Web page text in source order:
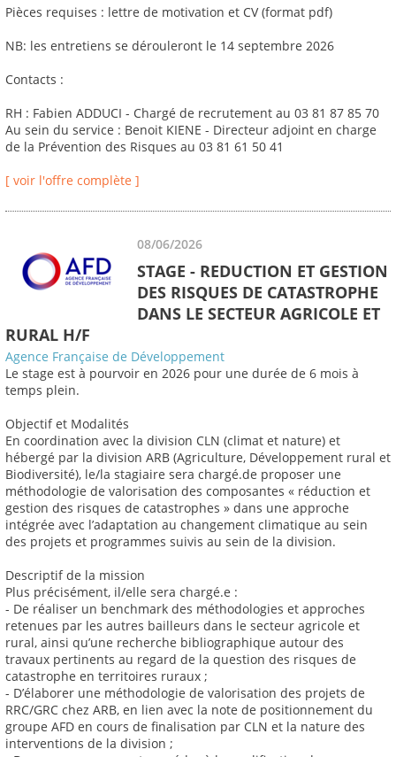
Pièces requises : lettre de motivation et CV (format pdf)
NB: les entretiens se dérouleront le 14 septembre 2026
Contacts :
RH : Fabien ADDUCI - Chargé de recrutement au 03 81 87 85 70
Au sein du service : Benoit KIENE - Directeur adjoint en charge
de la Prévention des Risques au 03 81 61 50 41
[ voir l'offre complète ]
08/06/2026
STAGE - REDUCTION ET GESTION
DES RISQUES DE CATASTROPHE
DANS LE SECTEUR AGRICOLE ET
RURAL H/F
Agence Française de Développement
Le stage est à pourvoir en 2026 pour une durée de 6 mois à
temps plein.
Objectif et Modalités
En coordination avec la division CLN (climat et nature) et
hébergé par la division ARB (Agriculture, Développement rural et
Biodiversité), le/la stagiaire sera chargé.de proposer une
méthodologie de valorisation des composantes « réduction et
gestion des risques de catastrophes » dans une approche
intégrée avec l’adaptation au changement climatique au sein
des projets et programmes suivis au sein de la division.
Descriptif de la mission
Plus précisément, il/elle sera chargé.e :
- De réaliser un benchmark des méthodologies et approches
retenues par les autres bailleurs dans le secteur agricole et
rural, ainsi qu’une recherche bibliographique autour des
travaux pertinents au regard de la question des risques de
catastrophe en territoires ruraux ;
- D’élaborer une méthodologie de valorisation des projets de
RRC/GRC chez ARB, en lien avec la note de positionnement du
groupe AFD en cours de finalisation par CLN et la nature des
interventions de la division ;